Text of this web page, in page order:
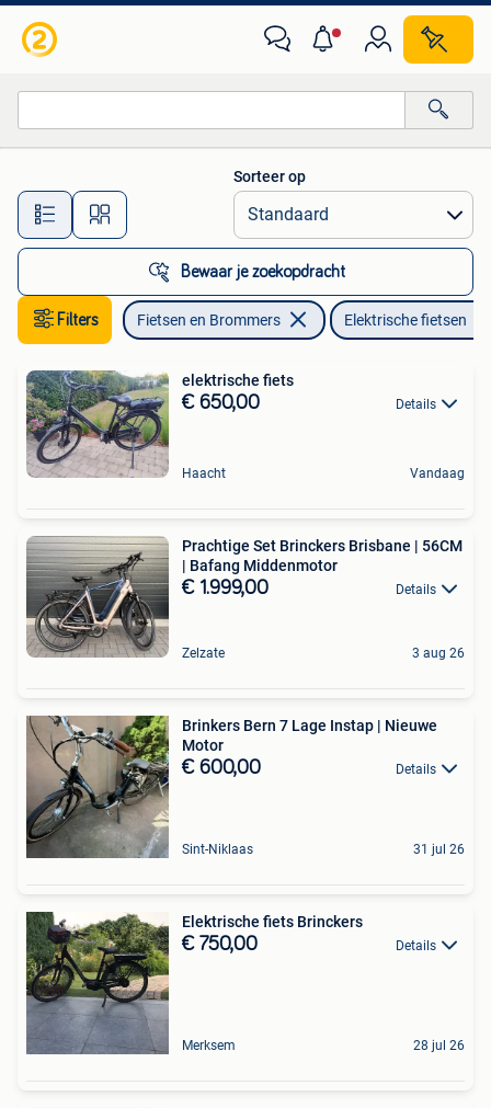
Alle afstanden…
Sorteer op
Bewaar je zoekopdracht
Filters Fietsen en Brommers Elektrische fietsen
elektrische fiets
€ 650,00 Details
Haacht Vandaag
Prachtige Set Brinckers Brisbane | 56CM
| Bafang Middenmotor
€ 1.999,00 Details
Zelzate 3 aug 26
Brinkers Bern 7 Lage Instap | Nieuwe
Motor
€ 600,00 Details
Sint-Niklaas 31 jul 26
Elektrische fiets Brinckers
€ 750,00 Details
Merksem 28 jul 26